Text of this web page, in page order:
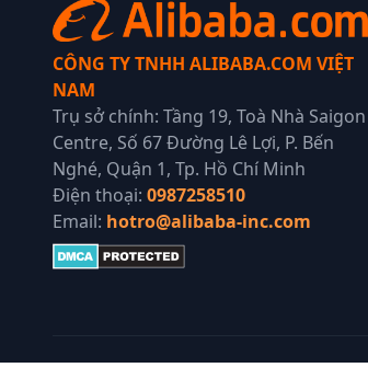
CÔNG TY TNHH ALIBABA.COM VIỆT
NAM
Trụ sở chính: Tầng 19, Toà Nhà Saigon
Centre, Số 67 Đường Lê Lợi, P. Bến
Nghé, Quận 1, Tp. Hồ Chí Minh
Điện thoại: 0987258510
Email: hotro@alibaba-inc.com